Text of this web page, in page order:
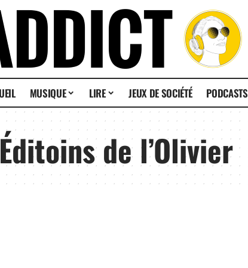
MUSIQUE LIRE JEUX DE SOCIÉTÉ PODCASTS
Éditoins de l’Olivier